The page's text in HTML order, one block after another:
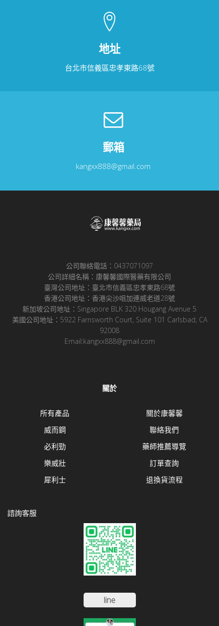
地址
台北市信義區忠孝東路68號
郵箱
kangxx888@gmail.com
公司聯絡電話：0437071097
公司詳細名稱：康馨馨國際醫藥有限公司
臺灣公司地址：臺北市信義區忠孝東路68號
香港公司地址：香港尖沙咀加連威老道28號
新加坡公司地址：Singapore BLK 320 Hougang Avenue 5
美國公司地址：5922 Farnsworth Court, Suite 101 Carlsbad, CA
92008
Email:kangxx888@gmail.com
關於
所有產品
威而鋼
必利勁
樂威壯
犀利士
關於康馨馨
聯絡我們
藥師推薦導覽
訂單查詢
退換貨流程
諮詢客服
line